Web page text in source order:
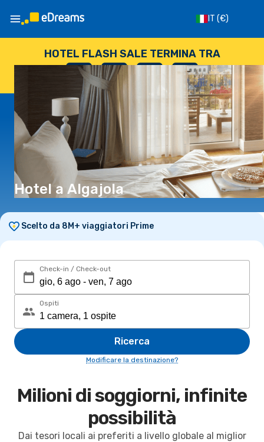
IT (€)
HOTEL FLASH SALE TERMINA TRA
--
GIORNI
: --
ORE
: --
SECONDI
Hotel a Algajola
Scelto da 8M+ viaggiatori Prime
Check-in / Check-out
Ospiti
Ricerca
Modificare la destinazione?
Milioni di soggiorni, infinite
possibilità
Dai tesori locali ai preferiti a livello globale al miglior